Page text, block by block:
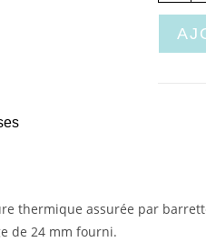
thermique assurée par
de 24 mm fourni.